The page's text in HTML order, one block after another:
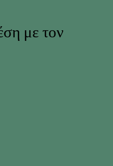
με τον